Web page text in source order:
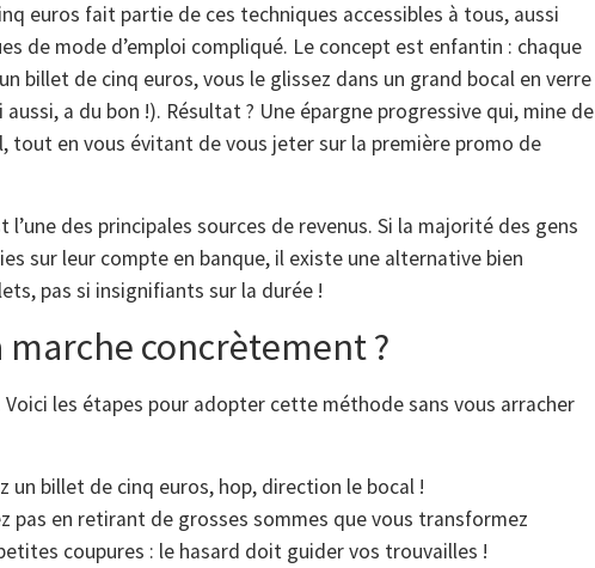
euros fait partie de ces techniques accessibles à tous, aussi
de mode d’emploi compliqué. Le concept est enfantin : chaque
billet de cinq euros, vous le glissez dans un grand bocal en verre
a du bon !). Résultat ? Une épargne progressive qui, mine de
tout en vous évitant de vous jeter sur la première promo de
l’une des principales sources de revenus. Si la majorité des gens
sur leur compte en banque, il existe une alternative bien
pas si insignifiants sur la durée !
concrètement ?
Voici les étapes pour adopter cette méthode sans vous arracher
un billet de cinq euros, hop, direction le bocal !
pas en retirant de grosses sommes que vous transformez
coupures : le hasard doit guider vos trouvailles !